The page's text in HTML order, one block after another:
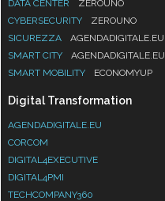
DATA CENTER
ZEROUNO
CYBERSECURITY
ZEROUNO
SICUREZZA
AGENDADIGITALE.EU
SMART CITY
AGENDADIGITALE.EU
SMART MOBILITY
ECONOMYUP
Digital Transformation
AGENDADIGITALE.EU
CORCOM
DIGITAL4EXECUTIVE
DIGITAL4PMI
TECHCOMPANY360